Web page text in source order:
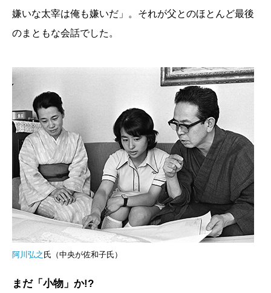
嫌いな太宰は俺も嫌いだ」。それが父とのほとんど最後
のまともな会話でした。
阿川弘之 氏（中央が佐和子氏）
まだ「小物」か!?